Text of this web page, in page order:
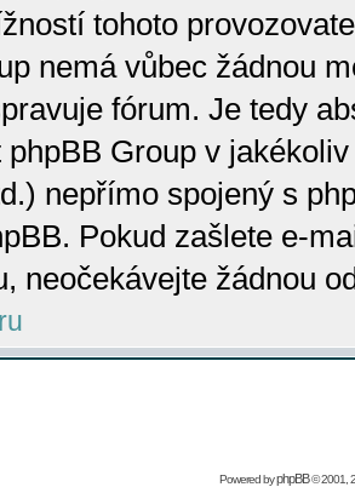
tohoto
nemá vůbec žádnou
fórum. Je tedy
phpBB Group v
nepřímo spojený s
Pokud zašlete e-
neočekávejte žádnou
Powered byphpBB© 2001,